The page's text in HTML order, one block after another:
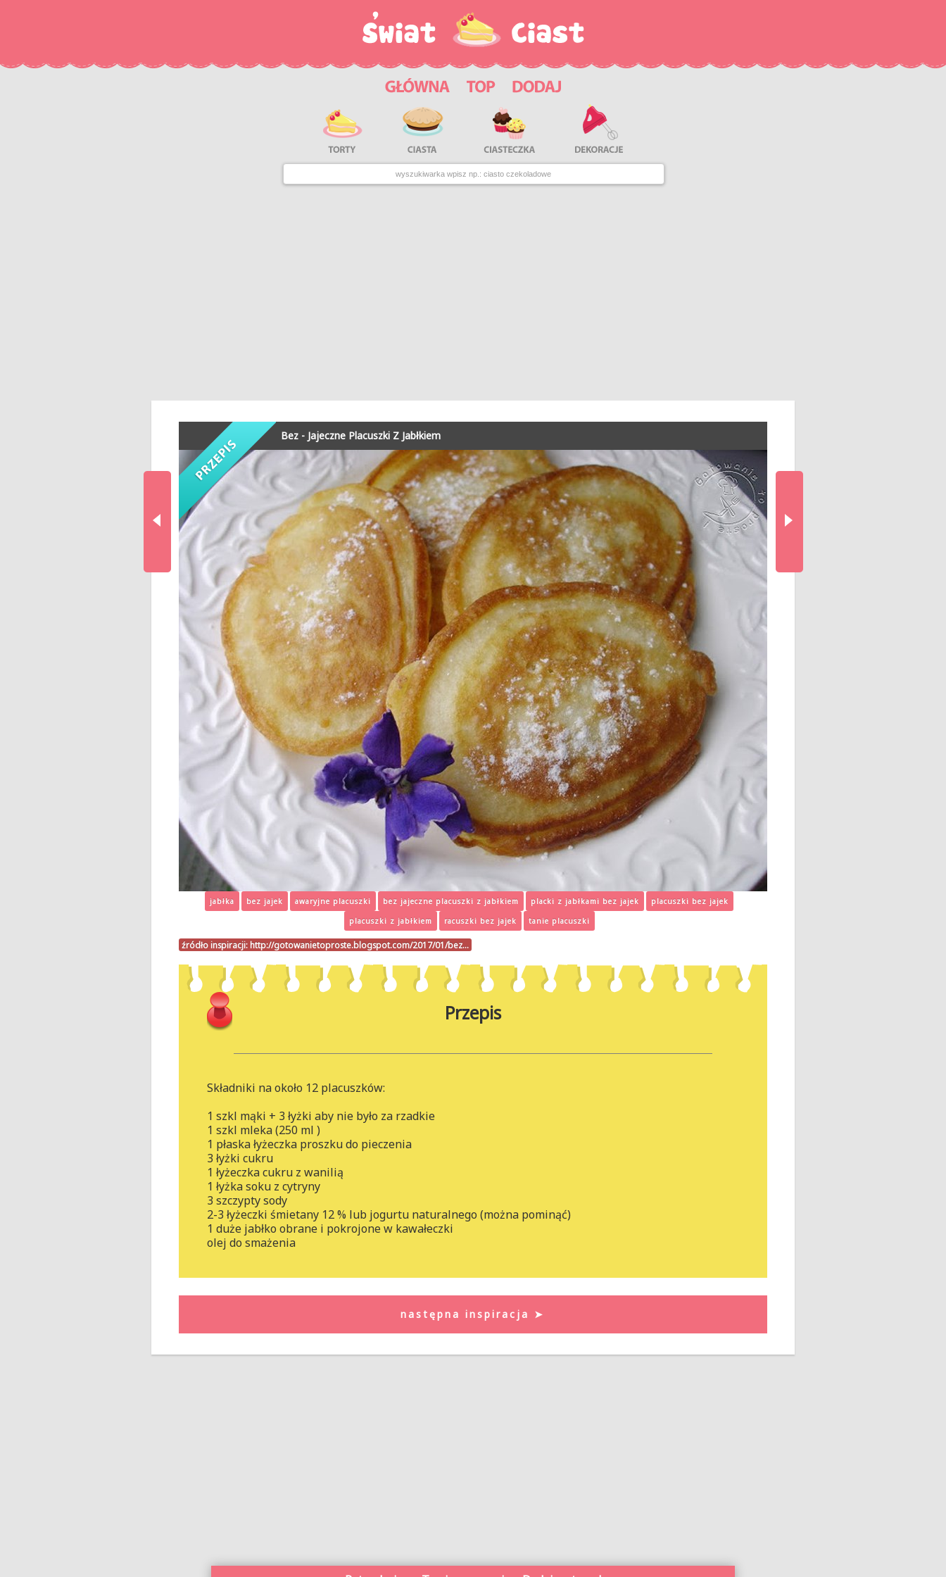
Bez - Jajeczne Placuszki Z Jabłkiem
jabłka bez jajek awaryjne placuszki bez jajeczne placuszki z jabłkiem placki z jabłkami bez jajek
placuszki bez jajek
placuszki z jabłkiem
racuszki bez jajek tanie placuszki
źródło inspiracji: http://gotowanietoproste.blogspot.com/2017/01/bez…
Przepis
Składniki na około 12 placuszków:
1 szkl mąki + 3 łyżki aby nie było za rzadkie
1 szkl mleka (250 ml )
1 płaska łyżeczka proszku do pieczenia
3 łyżki cukru
1 łyżeczka cukru z wanilią
1 łyżka soku z cytryny
3 szczypty sody
2-3 łyżeczki śmietany 12 % lub jogurtu naturalnego (można pominąć)
1 duże jabłko obrane i pokrojone w kawałeczki
olej do smażenia
następna inspiracja ➤